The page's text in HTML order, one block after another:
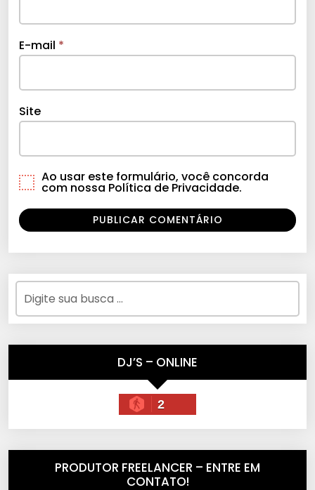
E-mail *
Site
Ao usar este formulário, você concorda
com nossa Política de Privacidade.
DJ’S – ONLINE
2
PRODUTOR FREELANCER – ENTRE EM
CONTATO!